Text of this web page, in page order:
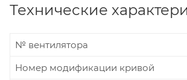
Технические
№ вентилятора
Номер модификации кривой